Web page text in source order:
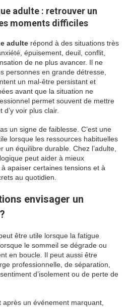
adulte : retrouver un
moments difficiles
adulte répond à des situations très
épuisement, deuil, conflit,
de ne plus avancer. Il ne
personnes en grande détresse,
un mal-être persistant et
avant que la situation ne
permet souvent de mettre
voir plus clair.
un signe de faiblesse. C’est une
lorsque les ressources habituelles
un équilibre durable. Chez l’adulte,
peut aider à mieux
apaiser certaines tensions et à
au quotidien.
envisager un
être utile lorsque la fatigue
le sommeil se dégrade ou
en boucle. Il peut aussi être
professionnelle, de séparation,
d’isolement ou de perte de
un événement marquant,